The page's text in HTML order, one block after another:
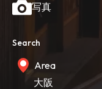
写真
Search
Area
大阪